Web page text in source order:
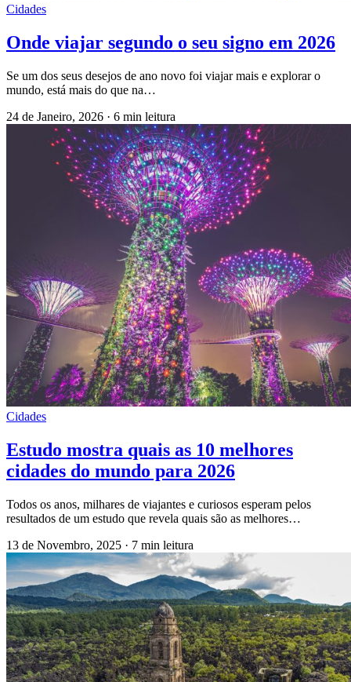
Cidades
Onde viajar segundo o seu signo em 2026
Se um dos seus desejos de ano novo foi viajar mais e explorar o
mundo, está mais do que na…
24 de Janeiro, 2026 · 6 min leitura
Cidades
Estudo mostra quais as 10 melhores
cidades do mundo para 2026
Todos os anos, milhares de viajantes e curiosos esperam pelos
resultados de um estudo que revela quais são as melhores…
13 de Novembro, 2025 · 7 min leitura